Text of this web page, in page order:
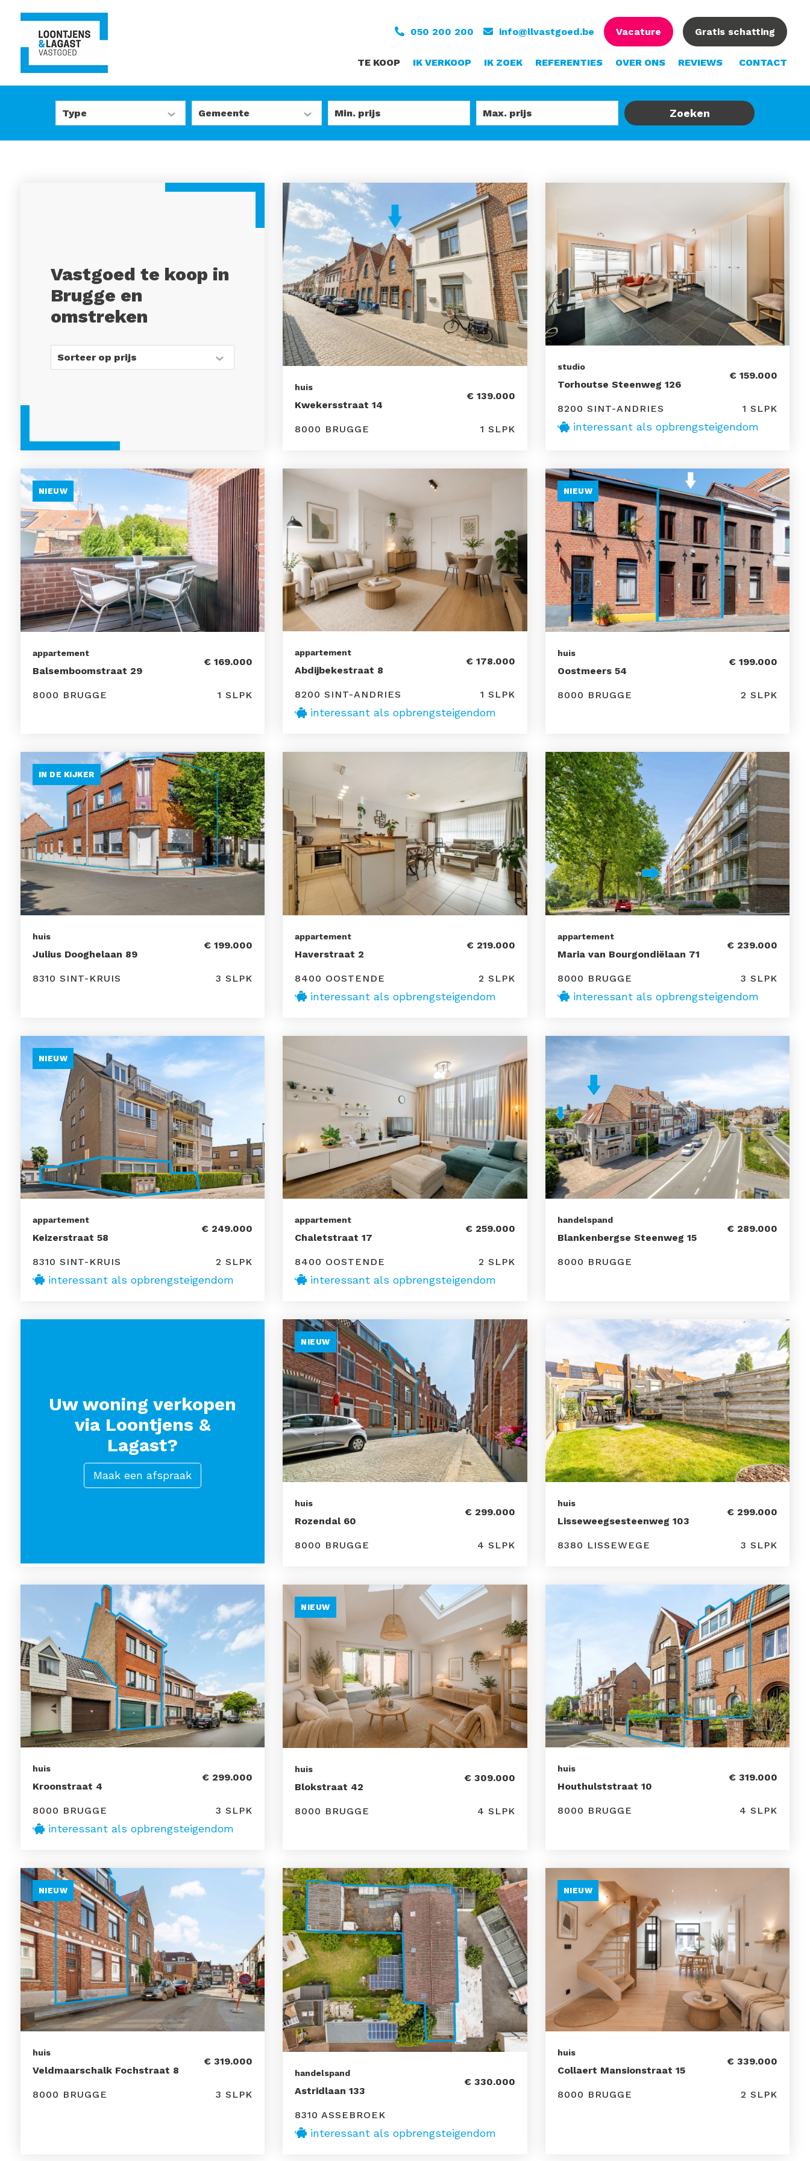
050 200 200 info@llvastgoed.be Vacature Gratis schatting
TE KOOP IK VERKOOP IK ZOEK REFERENTIES OVER ONS REVIEWS CONTACT
Zoeken
Vastgoed te koop in
Brugge en
omstreken
huis
Kwekersstraat 14
€ 139.000
8000 BRUGGE 1 SLPK
studio
Torhoutse Steenweg 126
€ 159.000
8200 SINT-ANDRIES 1 SLPK
interessant als opbrengsteigendom
NIEUW
appartement
Balsemboomstraat 29
€ 169.000
8000 BRUGGE 1 SLPK
appartement
Abdijbekestraat 8
€ 178.000
8200 SINT-ANDRIES 1 SLPK
interessant als opbrengsteigendom
NIEUW
huis
Oostmeers 54
€ 199.000
8000 BRUGGE 2 SLPK
IN DE KIJKER
huis
Julius Dooghelaan 89
€ 199.000
8310 SINT-KRUIS 3 SLPK
appartement
Haverstraat 2
€ 219.000
8400 OOSTENDE 2 SLPK
interessant als opbrengsteigendom
appartement
Maria van Bourgondiëlaan 71
€ 239.000
8000 BRUGGE 3 SLPK
interessant als opbrengsteigendom
NIEUW
appartement
Keizerstraat 58
€ 249.000
8310 SINT-KRUIS 2 SLPK
interessant als opbrengsteigendom
appartement
Chaletstraat 17
€ 259.000
8400 OOSTENDE 2 SLPK
interessant als opbrengsteigendom
handelspand
Blankenbergse Steenweg 15
€ 289.000
8000 BRUGGE
Uw woning verkopen
via Loontjens &
Lagast?
Maak een afspraak
NIEUW
huis
Rozendal 60
€ 299.000
8000 BRUGGE 4 SLPK
huis
Lisseweegsesteenweg 103
€ 299.000
8380 LISSEWEGE 3 SLPK
huis
Kroonstraat 4
€ 299.000
8000 BRUGGE 3 SLPK
interessant als opbrengsteigendom
NIEUW
huis
Blokstraat 42
€ 309.000
8000 BRUGGE 4 SLPK
huis
Houthulststraat 10
€ 319.000
8000 BRUGGE 4 SLPK
NIEUW
huis
Veldmaarschalk Fochstraat 8
€ 319.000
8000 BRUGGE 3 SLPK
handelspand
Astridlaan 133
€ 330.000
8310 ASSEBROEK
interessant als opbrengsteigendom
NIEUW
huis
Collaert Mansionstraat 15
€ 339.000
8000 BRUGGE 2 SLPK